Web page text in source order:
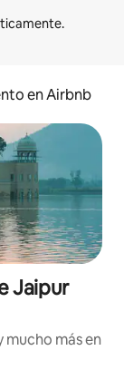
en Airbnb
Jaipur
mucho más en